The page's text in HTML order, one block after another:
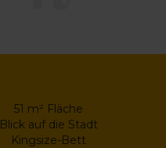
51 m² Fläche
Blick auf die Stadt
Kingsize-Bett